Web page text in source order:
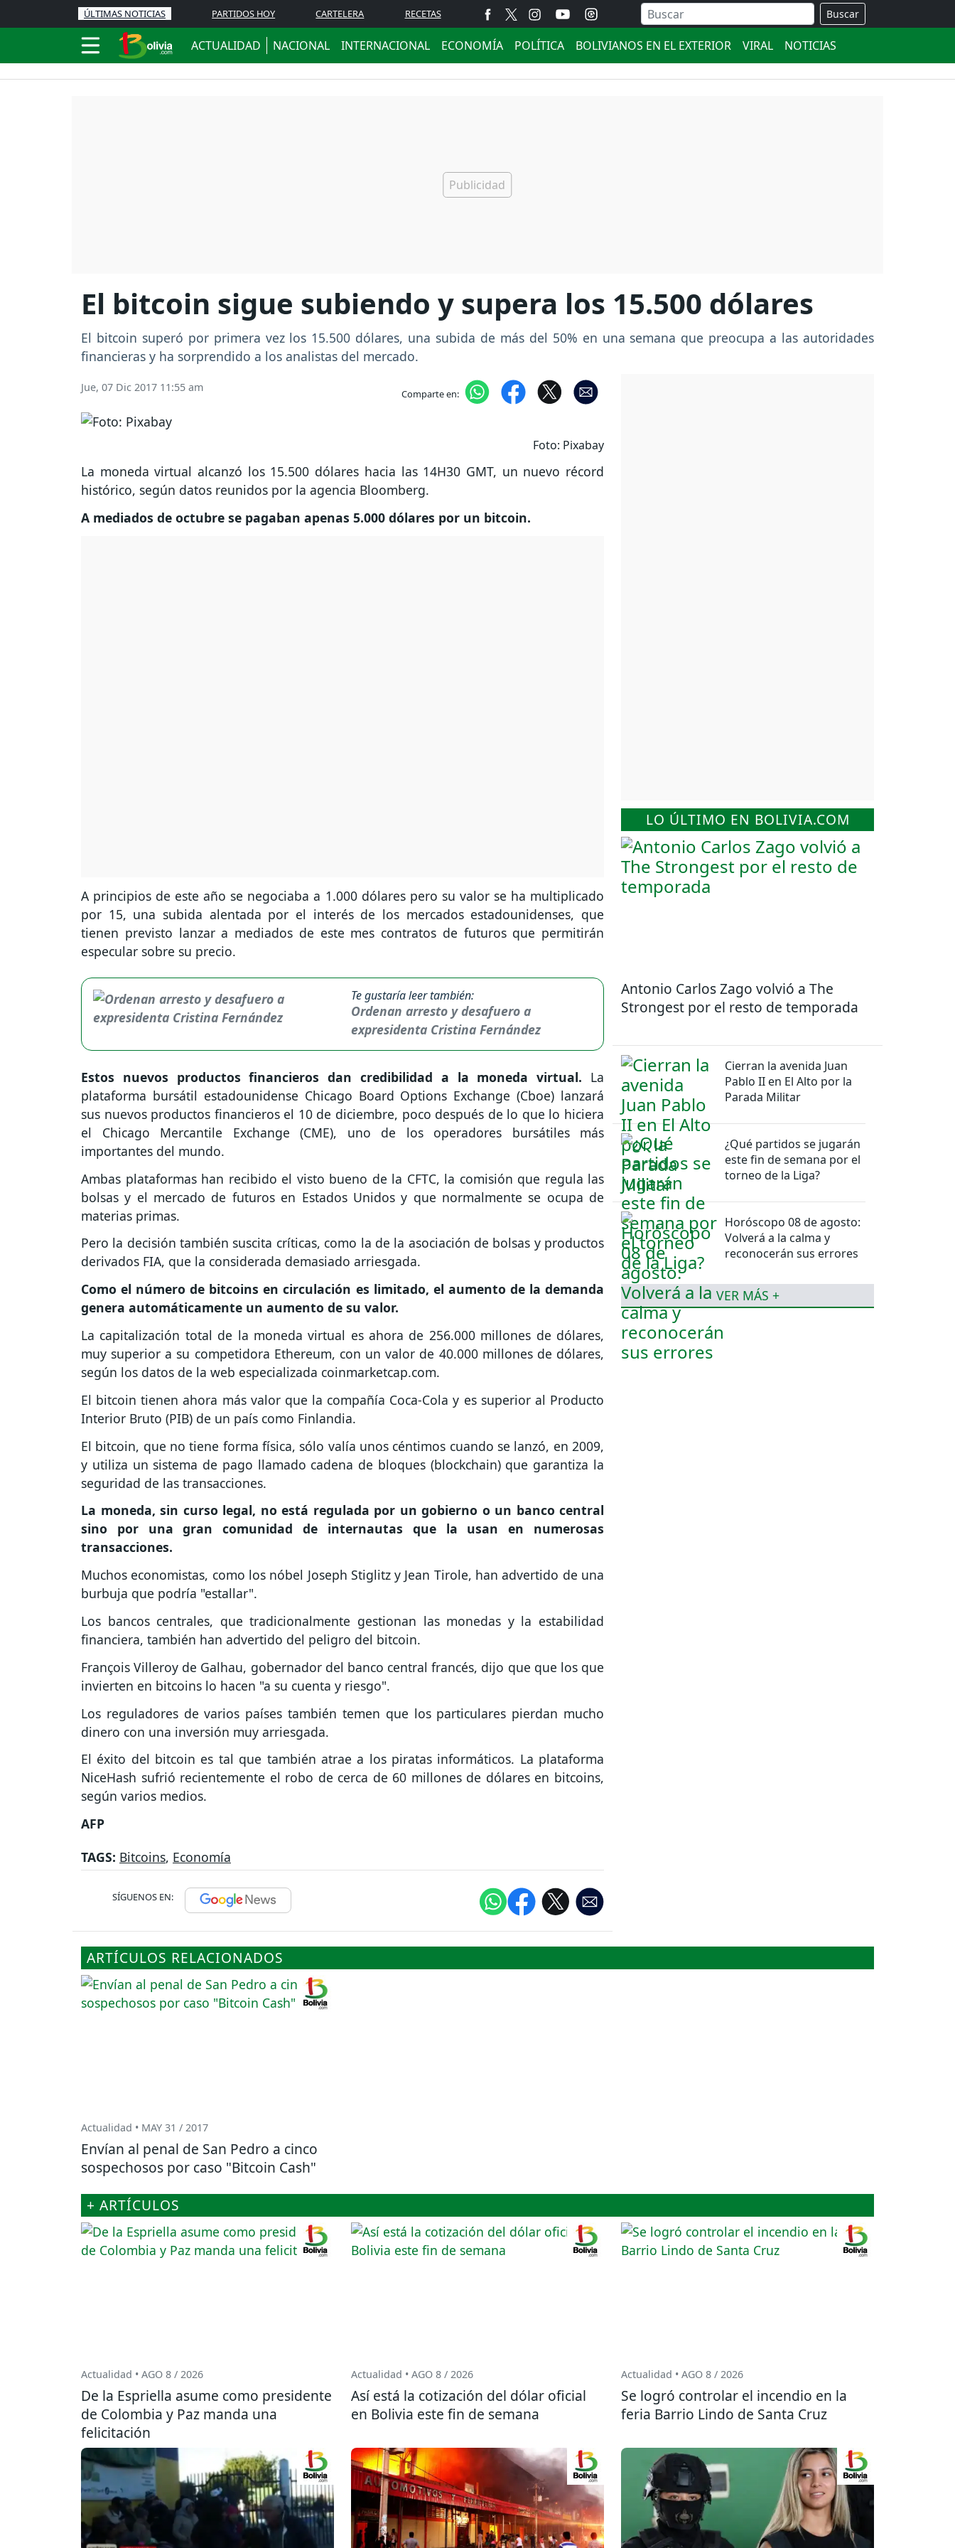
ÚLTIMAS NOTICIAS PARTIDOS HOY CARTELERA RECETAS Buscar
ACTUALIDAD NACIONAL INTERNACIONAL ECONOMÍA POLÍTICA BOLIVIANOS EN EL EXTERIOR VIRAL NOTICIAS
El bitcoin sigue subiendo y supera los 15.500 dólares
El bitcoin superó por primera vez los 15.500 dólares, una subida de más del 50% en una semana que preocupa a las autoridades
financieras y ha sorprendido a los analistas del mercado.
Jue, 07 Dic 2017 11:55 am Comparte en:
Foto: Pixabay
La moneda virtual alcanzó los 15.500 dólares hacia las 14H30 GMT, un nuevo récord
histórico, según datos reunidos por la agencia Bloomberg.
A mediados de octubre se pagaban apenas 5.000 dólares por un bitcoin.
A principios de este año se negociaba a 1.000 dólares pero su valor se ha multiplicado
por 15, una subida alentada por el interés de los mercados estadounidenses, que
tienen previsto lanzar a mediados de este mes contratos de futuros que permitirán
especular sobre su precio.
Te gustaría leer también:
Ordenan arresto y desafuero a
expresidenta Cristina Fernández
Estos nuevos productos financieros dan credibilidad a la moneda virtual. La
plataforma bursátil estadounidense Chicago Board Options Exchange (Cboe) lanzará
sus nuevos productos financieros el 10 de diciembre, poco después de lo que lo hiciera
el Chicago Mercantile Exchange (CME), uno de los operadores bursátiles más
importantes del mundo.
Ambas plataformas han recibido el visto bueno de la CFTC, la comisión que regula las
bolsas y el mercado de futuros en Estados Unidos y que normalmente se ocupa de
materias primas.
Pero la decisión también suscita críticas, como la de la asociación de bolsas y productos
derivados FIA, que la considerada demasiado arriesgada.
Como el número de bitcoins en circulación es limitado, el aumento de la demanda
genera automáticamente un aumento de su valor.
La capitalización total de la moneda virtual es ahora de 256.000 millones de dólares,
muy superior a su competidora Ethereum, con un valor de 40.000 millones de dólares,
según los datos de la web especializada coinmarketcap.com.
El bitcoin tienen ahora más valor que la compañía Coca-Cola y es superior al Producto
Interior Bruto (PIB) de un país como Finlandia.
El bitcoin, que no tiene forma física, sólo valía unos céntimos cuando se lanzó, en 2009,
y utiliza un sistema de pago llamado cadena de bloques (blockchain) que garantiza la
seguridad de las transacciones.
La moneda, sin curso legal, no está regulada por un gobierno o un banco central
sino por una gran comunidad de internautas que la usan en numerosas
transacciones.
Muchos economistas, como los nóbel Joseph Stiglitz y Jean Tirole, han advertido de una
burbuja que podría "estallar".
Los bancos centrales, que tradicionalmente gestionan las monedas y la estabilidad
financiera, también han advertido del peligro del bitcoin.
François Villeroy de Galhau, gobernador del banco central francés, dijo que que los que
invierten en bitcoins lo hacen "a su cuenta y riesgo".
Los reguladores de varios países también temen que los particulares pierdan mucho
dinero con una inversión muy arriesgada.
El éxito del bitcoin es tal que también atrae a los piratas informáticos. La plataforma
NiceHash sufrió recientemente el robo de cerca de 60 millones de dólares en bitcoins,
según varios medios.
AFP
TAGS: Bitcoins, Economía
SÍGUENOS EN:
LO ÚLTIMO EN BOLIVIA.COM
Antonio Carlos Zago volvió a The
Strongest por el resto de temporada
Cierran la avenida Juan
Pablo II en El Alto por la
Parada Militar
¿Qué partidos se jugarán
este fin de semana por el
torneo de la Liga?
Horóscopo 08 de agosto:
Volverá a la calma y
reconocerán sus errores
VER MÁS +
ARTÍCULOS RELACIONADOS
Actualidad • MAY 31 / 2017
Envían al penal de San Pedro a cinco
sospechosos por caso "Bitcoin Cash"
+ ARTÍCULOS
Actualidad • AGO 8 / 2026
De la Espriella asume como presidente
de Colombia y Paz manda una
felicitación
Actualidad • AGO 8 / 2026
Así está la cotización del dólar oficial
en Bolivia este fin de semana
Actualidad • AGO 8 / 2026
Se logró controlar el incendio en la
feria Barrio Lindo de Santa Cruz